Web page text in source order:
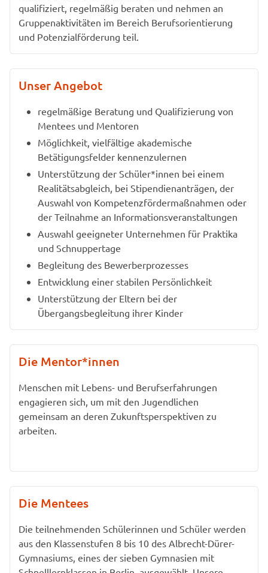
qualifiziert, regelmäßig beraten und nehmen an
Gruppenaktivitäten im Bereich Berufsorientierung
und Potenzialförderung teil.
Unser Angebot
regelmäßige Beratung und Qualifizierung von
Mentees und Mentoren
Möglichkeit, vielfältige akademische
Betätigungsfelder kennenzulernen
Unterstützung der Schüler*innen bei einem
Realitätsabgleich, bei Stipendienanträgen, der
Auswahl von Kompetenzfördermaßnahmen oder
der Teilnahme an Informationsveranstaltungen
Auswahl geeigneter Unternehmen für Praktika
und Schnuppertage
Begleitung des Bewerberprozesses
Entwicklung einer stabilen Persönlichkeit
Unterstützung der Eltern bei der
Übergangsbegleitung ihrer Kinder
Die Mentor*innen
Menschen mit Lebens- und Berufserfahrungen
engagieren sich, um mit den Jugendlichen
gemeinsam an deren Zukunftsperspektiven zu
arbeiten.
Die Mentees
Die teilnehmenden Schülerinnen und Schüler werden
aus den Klassenstufen 8 bis 10 des Albrecht-Dürer-
Gymnasiums, eines der sieben Gymnasien mit